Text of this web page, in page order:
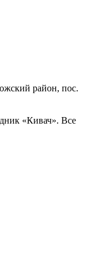
район, пос.
«Кивач». Все